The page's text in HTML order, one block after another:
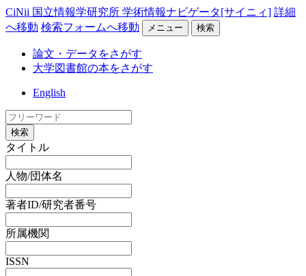
CiNii 国立情報学研究所 学術情報ナビゲータ[サイニィ] 詳細
へ移動 検索フォームへ移動 メニュー 検索
論文・データをさがす
大学図書館の本をさがす
English
検索
タイトル
人物/団体名
著者ID/研究者番号
所属機関
ISSN